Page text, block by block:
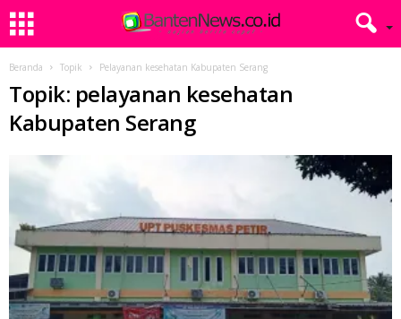
Beranda Topik Pelayanan kesehatan Kabupaten Serang
Topik: pelayanan kesehatan
Kabupaten Serang